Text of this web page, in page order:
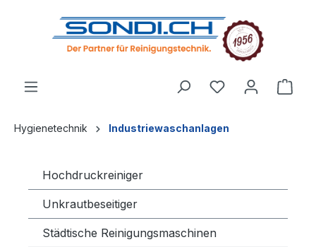
springen
Hygienetechnik Industriewaschanlagen
Hochdruckreiniger
Unkrautbeseitiger
Städtische Reinigungsmaschinen